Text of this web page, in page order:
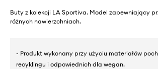
Buty z kolekcji LA Sportiva. Model zapewniający
różnych nawierzchniach.
- Produkt wykonany przy użyciu materiałów
recyklingu i odpowiednich dla wegan.